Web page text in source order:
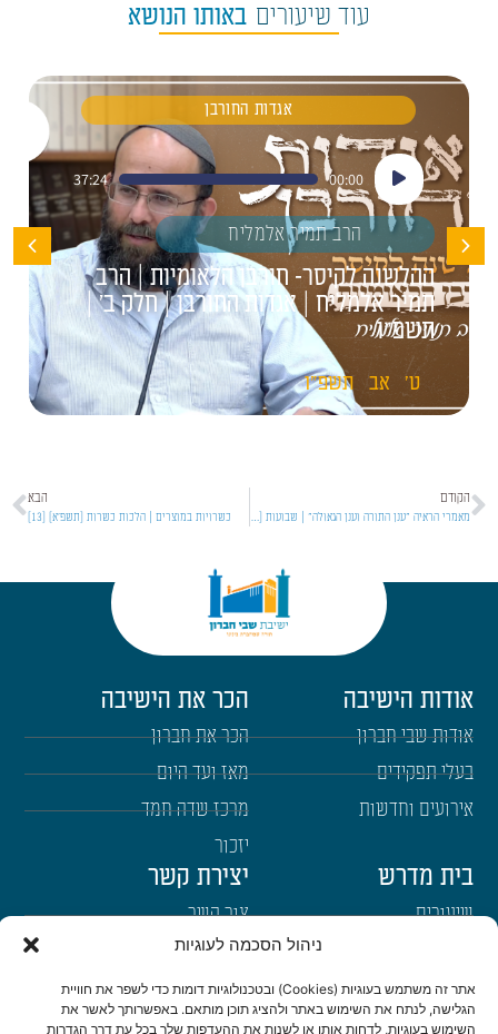
ניהול הסכמה לעוגיות
אתר זה משתמש בעוגיות (Cookies) ובטכנולוגיות דומות כדי לשפר את חוויית
הגלישה, לנתח את השימוש באתר ולהציג תוכן מותאם. באפשרותך לאשר את
השימוש בעוגיות, לדחות אותן או לשנות את ההעדפות שלך בכל עת דרך הגדרות
עוד שיעורים באותו הנושא
אגדות החורבן
נגן
אודיו
00:00
37:24
הרב תמיר אלמליח
ההלשנה לקיסר- חורבן הלאומיות | הרב
תמיר אלמליח | אגדות החורבן | חלק ב' |
תשפ"ו
ט' אב תשפ"ו
הקודם
מאמרי הראיה "ענן התורה וענן הגאולה" | שבועות [כללי]
הבא
כשרויות במוצרים | הלכות כשרות [תשפ'א] [13]
אודות הישיבה
אודות שבי חברון
בעלי תפקידים
אירועים וחדשות
הכר את הישיבה
הכר את חברון
מאז ועד היום
מרכז שדה חמד
יזכור
בית מדרש
שיעורים
ימי עיון
יצירת קשר
צור קשר
הרשמה לשבו"ש
היה שותף
דרכי הגעה